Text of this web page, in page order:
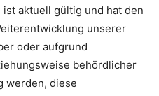
aktuell gültig und hat den
unserer
oder aufgrund
behördlicher
werden, diese